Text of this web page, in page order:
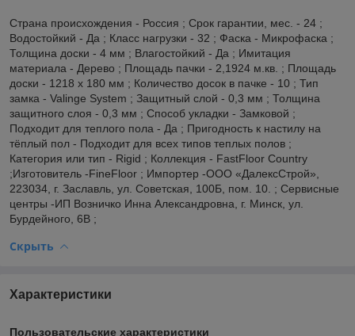
Страна происхождения - Россия ; Срок гарантии, мес. - 24 ;
Водостойкий - Да ; Класс нагрузки - 32 ; Фаска - Микрофаска ;
Толщина доски - 4 мм ; Влагостойкий - Да ; Имитация
материала - Дерево ; Площадь пачки - 2,1924 м.кв. ; Площадь
доски - 1218 x 180 мм ; Количество досок в пачке - 10 ; Тип
замка - Valinge System ; Защитный слой - 0,3 мм ; Толщина
защитного слоя - 0,3 мм ; Способ укладки - Замковой ;
Подходит для теплого пола - Да ; Пригодность к настилу на
тёплый пол - Подходит для всех типов теплых полов ;
Категория или тип - Rigid ; Коллекция - FastFloor Country
;Изготовитель -FineFloor ; Импортер -OOO «ДалексСтрой»,
223034, г. Заславль, ул. Советская, 100Б, пом. 10. ; Сервисные
центры -ИП Возничко Инна Александровна, г. Минск, ул.
Бурдейного, 6В ;
Скрыть
Характеристики
Пользовательские характеристики